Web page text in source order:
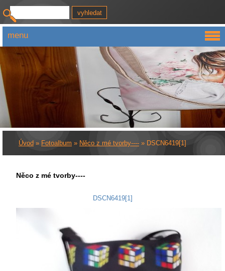
Úvod » Fotoalbum » Něco z mé tvorby---- » DSCN6419[1]
Něco z mé tvorby----
DSCN6419[1]
menu